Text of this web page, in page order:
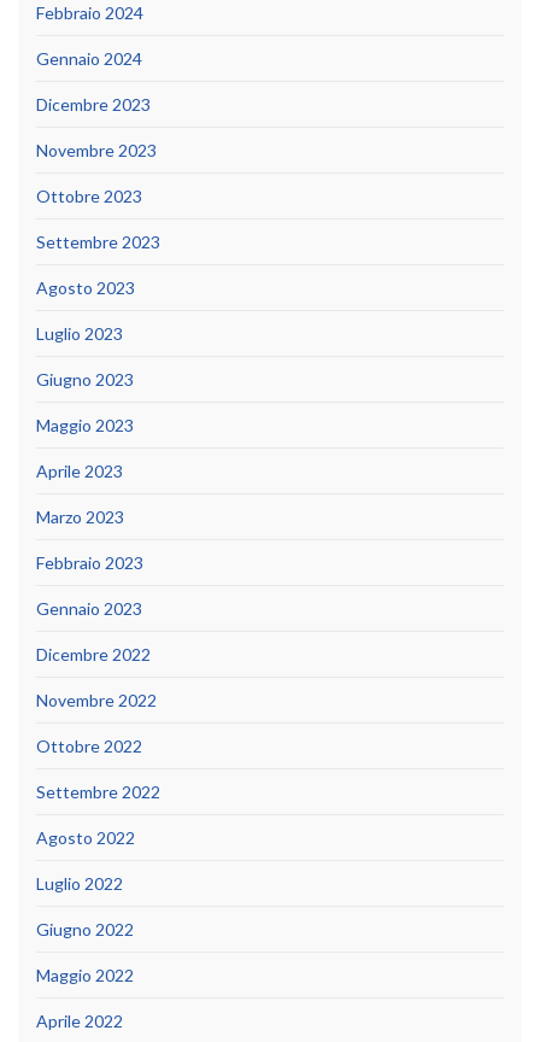
Febbraio 2024
Gennaio 2024
Dicembre 2023
Novembre 2023
Ottobre 2023
Settembre 2023
Agosto 2023
Luglio 2023
Giugno 2023
Maggio 2023
Aprile 2023
Marzo 2023
Febbraio 2023
Gennaio 2023
Dicembre 2022
Novembre 2022
Ottobre 2022
Settembre 2022
Agosto 2022
Luglio 2022
Giugno 2022
Maggio 2022
Aprile 2022